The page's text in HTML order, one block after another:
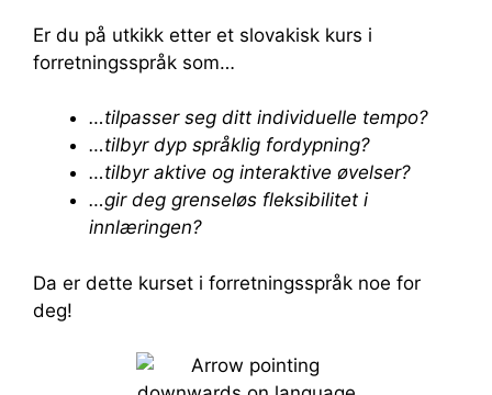
Er du på utkikk etter et slovakisk kurs i
forretningsspråk som…
…tilpasser seg ditt individuelle tempo?
…tilbyr dyp språklig fordypning?
…tilbyr aktive og interaktive øvelser?
…gir deg grenseløs fleksibilitet i
innlæringen?
Da er dette kurset i forretningsspråk noe for
deg!